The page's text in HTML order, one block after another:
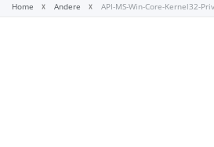
Home Andere API-MS-Win-Core-Kernel32-